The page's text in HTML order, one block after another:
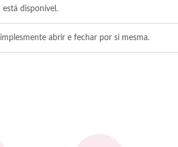
está disponível.
abrir e fechar por si mesma.